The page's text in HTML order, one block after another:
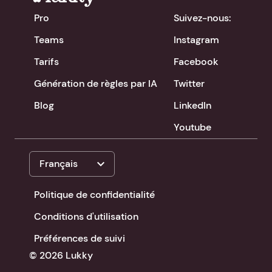
Pro
Teams
Tarifs
Génération de règles par IA
Blog
Suivez-nous:
Instagram
Facebook
Twitter
LinkedIn
Youtube
Français expand_more
Politique de confidentialité
Conditions d'utilisation
Préférences de suivi
© 2026 Lukky